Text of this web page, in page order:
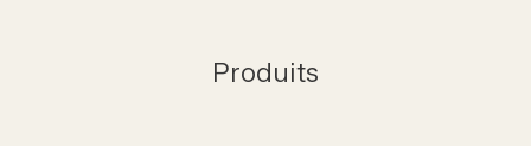
Produits